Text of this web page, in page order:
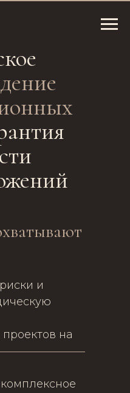
и
на